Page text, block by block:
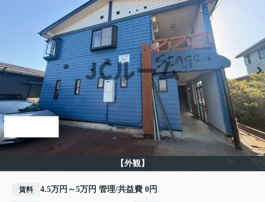
【外観】
賃料 4.5万円～5万円 管理/共益費 0円